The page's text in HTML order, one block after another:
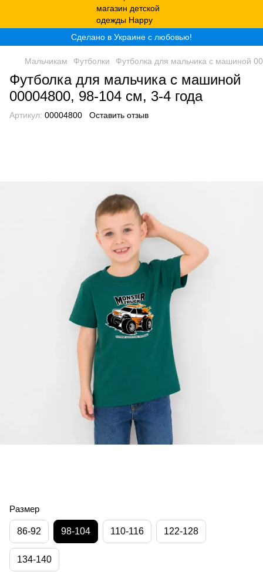
Сделано в Украине с любовью!
Мальчикам Футболки Футболка для мальчика с машиной
Футболка для мальчика с машиной
00004800, 98-104 см, 3-4 года
Артикул: 00004800 Оставить отзыв
Размер
86-92 98-104 110-116 122-128
134-140